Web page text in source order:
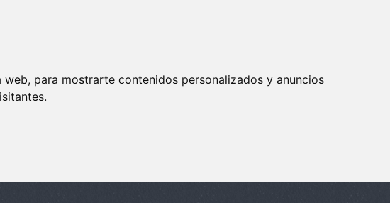
para mostrarte contenidos personalizados y anuncios